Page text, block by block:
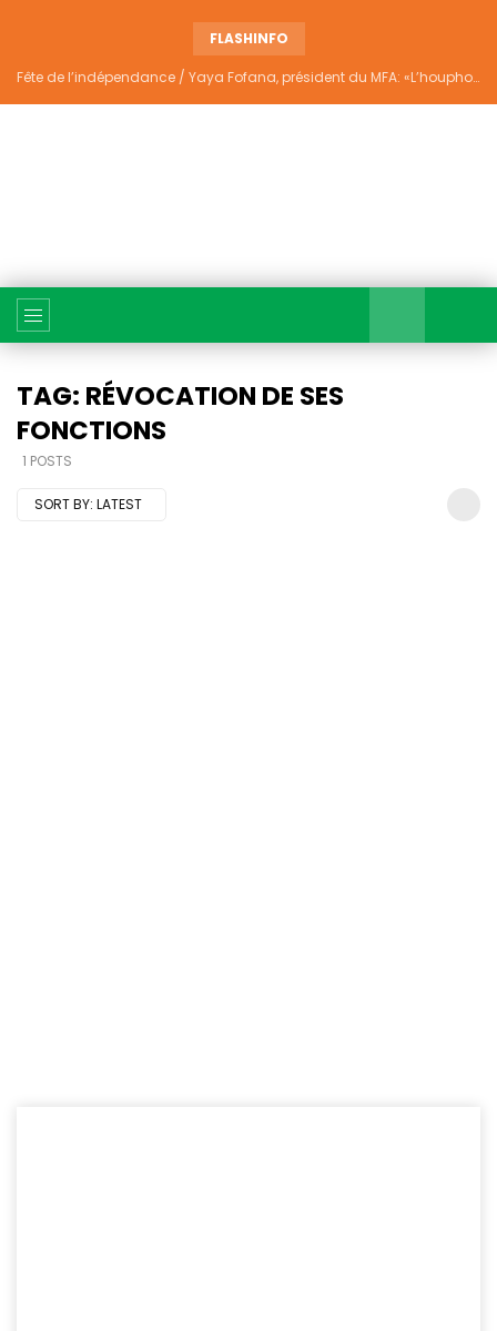
FLASHINFO
Fête de l’indépendance / Yaya Fofana, président du MFA: «L’houphouëtisme véritable ne divise pas»
TAG: RÉVOCATION DE SES
FONCTIONS
1 POSTS
SORT BY: LATEST